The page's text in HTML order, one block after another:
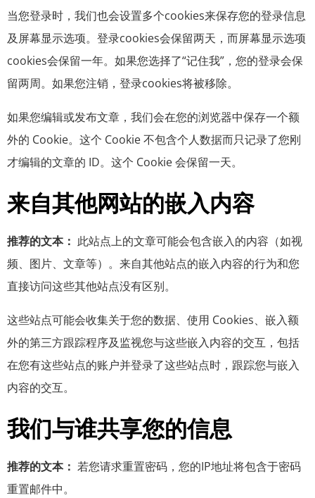
当您登录时，我们也会设置多个cookies来保存您的登录信息
及屏幕显示选项。登录cookies会保留两天，而屏幕显示选项
cookies会保留一年。如果您选择了“记住我”，您的登录会保
留两周。如果您注销，登录cookies将被移除。
如果您编辑或发布文章，我们会在您的浏览器中保存一个额
外的 Cookie。这个 Cookie 不包含个人数据而只记录了您刚
才编辑的文章的 ID。这个 Cookie 会保留一天。
来自其他网站的嵌入内容
推荐的文本： 此站点上的文章可能会包含嵌入的内容（如视
频、图片、文章等）。来自其他站点的嵌入内容的行为和您
直接访问这些其他站点没有区别。
这些站点可能会收集关于您的数据、使用 Cookies、嵌入额
外的第三方跟踪程序及监视您与这些嵌入内容的交互，包括
在您有这些站点的账户并登录了这些站点时，跟踪您与嵌入
内容的交互。
我们与谁共享您的信息
推荐的文本： 若您请求重置密码，您的IP地址将包含于密码
重置邮件中。